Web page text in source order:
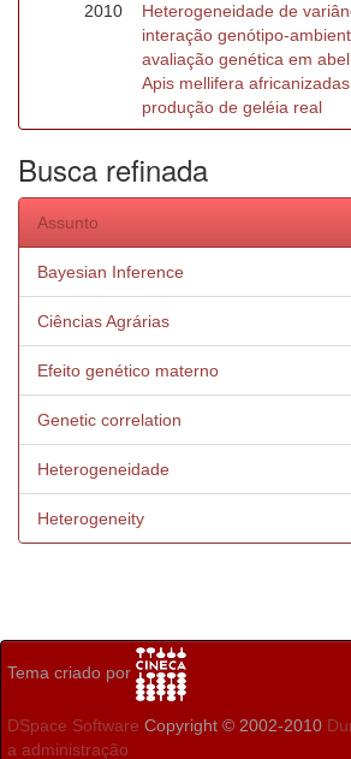
2010
Heterogeneidade de
interação genótipo-
avaliação genética em
Apis mellifera
produção de geléia real
Busca refinada
Assunto
Bayesian Inference
Ciências Agrárias
Efeito genético materno
Genetic correlation
Heterogeneidade
Heterogeneity
Tema criado por
DSpace Software Copyright © 2002-2010
a administração